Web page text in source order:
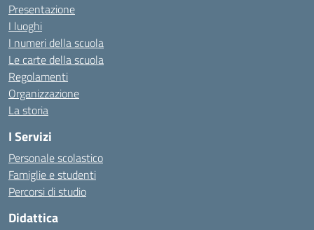
Presentazione
I luoghi
I numeri della scuola
Le carte della scuola
Regolamenti
Organizzazione
La storia
I Servizi
Personale scolastico
Famiglie e studenti
Percorsi di studio
Didattica